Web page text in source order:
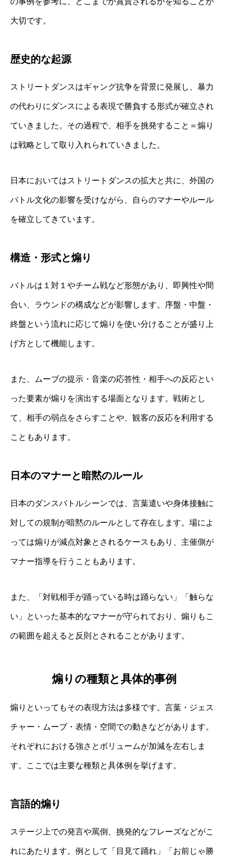
大切です。
歴史的な起源
ストリートダンスはギャング抗争を背景に発展し、暴力
の代わりにダンスによる表現で勝負する形式が確立され
ていきました。その過程で、相手を挑発すること＝煽り
は戦略として取り入れられていきました。
日本においてはストリートダンスの拡大と共に、外国の
バトル文化の影響を受けながら、自らのマナーやルール
を確立してきています。
構造・形式と煽り
バトルは１対１やチーム戦など形態があり、即興性や間
合い、ラウンドの構成などが影響します。序盤・中盤・
終盤という流れに応じて煽りを使い分けることが盛り上
げ方として機能します。
また、ムーブの提示・音楽の応答性・相手への反応とい
った要素が煽りを演出する場面となります。戦術とし
て、相手の弱点をさらすことや、観客の反応を利用する
こともあります。
日本のマナーと暗黙のルール
日本のダンスバトルシーンでは、言葉遣いや身体接触に
対しての規制が暗黙のルールとして存在します。場によ
っては煽りが減点対象とされるケースもあり、主催側が
マナー指導を行うこともあります。
また、「対戦相手が踊っている時は踊らない」「触らな
い」といった基本的なマナーが守られており、煽りもこ
の範囲を超えると反則とされることがあります。
煽りの種類と具体的事例
煽りといってもその表現方法は多様です。言葉・ジェス
チャー・ムーブ・表情・空間での動きなどがあります。
それぞれにおける強さとボリュームが加減を左右しま
す。ここでは主要な種類と具体例を挙げます。
言語的煽り
ステージ上での発言や罵倒、挑発的なフレーズなどがこ
れにあたります。例として「目見て踊れ」「お前じゃ勝